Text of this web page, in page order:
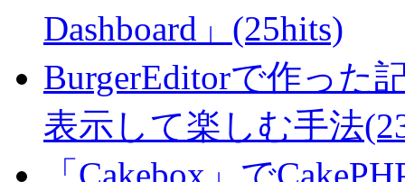
Dashboard」(25hits)
BurgerEditorで作った
表示して楽しむ手法
「Cakebox」で